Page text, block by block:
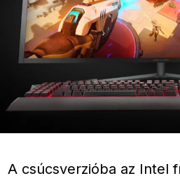
A csúcsverzióba az Intel